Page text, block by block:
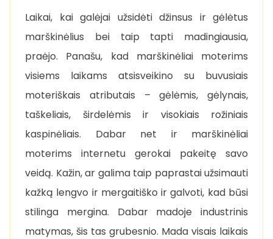
Laikai, kai galėjai užsidėti džinsus ir gėlėtus
marškinėlius bei taip tapti madingiausia,
praėjo. Panašu, kad marškinėliai moterims
visiems laikams atsisveikino su buvusiais
moteriškais atributais – gėlėmis, gėlynais,
taškeliais, širdelėmis ir visokiais rožiniais
kaspinėliais. Dabar net ir marškinėliai
moterims internetu gerokai pakeitę savo
veidą. Kažin, ar galima taip paprastai užsimauti
kažką lengvo ir mergaitiško ir galvoti, kad būsi
stilinga mergina. Dabar madoje industrinis
matymas, šis tas grubesnio. Mada visais laikais